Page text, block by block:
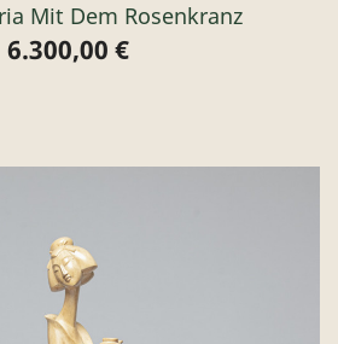
Mit Dem Rosenkranz
Preis
6.300,00 €